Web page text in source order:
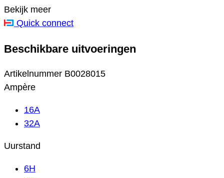
Bekijk meer
Quick connect
Beschikbare uitvoeringen
Artikelnummer B0028015
Ampère
16A
32A
Uurstand
6H